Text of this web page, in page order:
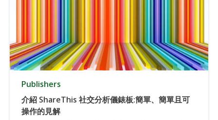
Publishers
介紹 ShareThis 社交分析儀錶板:簡單、簡單且可
操作的見解